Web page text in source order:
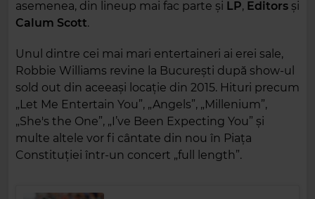
asemenea, din lineup mai fac parte și LP, Editors și
Calum Scott.
Unul dintre cei mai mari entertaineri ai erei sale,
Robbie Williams revine la București după show-ul
sold out din aceeași locație din 2015. Hituri precum
„Let Me Entertain You”, „Angels”, „Millenium”,
„She's the One”, „I’ve Been Expecting You” și
multe altele vor fi cântate din nou în Piața
Constituției într-un concert „full length”.